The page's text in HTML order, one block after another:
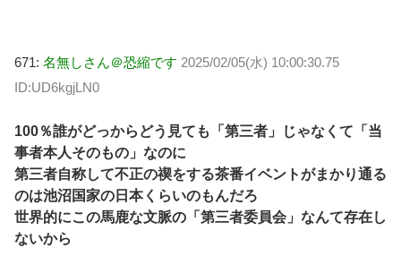
671: 名無しさん＠恐縮です 2025/02/05(水) 10:00:30.75
ID:UD6kgjLN0
100％誰がどっからどう見ても「第三者」じゃなくて「当
事者本人そのもの」なのに
第三者自称して不正の禊をする茶番イベントがまかり通る
のは池沼国家の日本くらいのもんだろ
世界的にこの馬鹿な文脈の「第三者委員会」なんて存在し
ないから